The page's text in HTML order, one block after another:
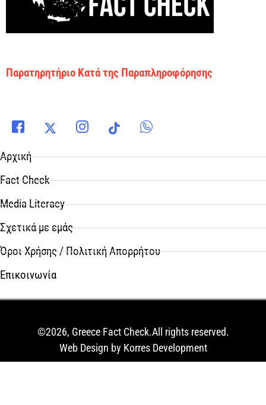
Παρατηρητήριο Κατά της Παραπληροφόρησης
Αρχική
Fact Check
Media Literacy
Σχετικά με εμάς
Όροι Χρήσης / Πολιτική Απορρήτου
Επικοινωνία
©2026, Greece Fact Check.All rights reserved.
Web Design by Korres Development